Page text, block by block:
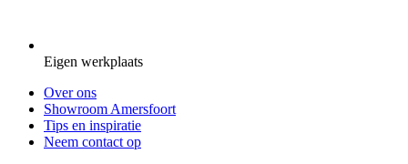
Eigen werkplaats
Over ons
Showroom Amersfoort
Tips en inspiratie
Neem contact op